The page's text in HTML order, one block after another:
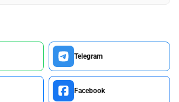
Telegram
Facebook